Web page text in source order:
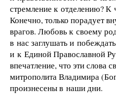
стремление к отделению? К
Конечно, только порадует
врагов. Любовь к своему
в нас заглушать и
и к Единой Православной
впечатление, что эти слова
митрополита Владимира
произнесены в наши дни.